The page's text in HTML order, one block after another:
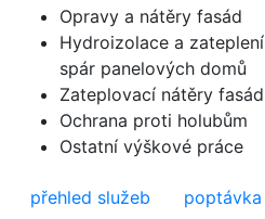
Opravy a nátěry fasád
Hydroizolace a zateplení
spár panelových domů
Zateplovací nátěry fasád
Ochrana proti holubům
Ostatní výškové práce
přehled služeb poptávka